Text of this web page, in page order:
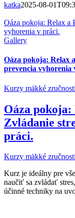
katka2025-08-
Oáza pokoja: Relax a
vyhorenia v práci.
Gallery
Oáza pokoja: Relax
prevencia vyhorenia
Kurzy mäkké
Oáza pokoja:
Zvládanie
práci.
Kurzy mäkké
Kurz je ideálny pre
naučiť sa zvládať
účinné techniky na